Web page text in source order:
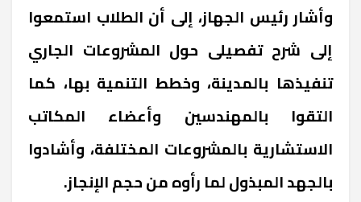
وأشار رئيس الجهاز، إلى أن الطلاب استمعوا
إلى شرح تفصيلى حول المشروعات الجاري
تنفيذها بالمدينة، وخطط التنمية بها، كما
التقوا بالمهندسين وأعضاء المكاتب
الاستشارية بالمشروعات المختلفة، وأشادوا
بالجهد المبذول لما رأوه من حجم الإنجاز.